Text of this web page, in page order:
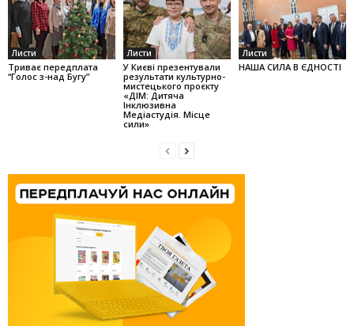
Листи
Триває передплата
“Голос з-над Бугу”
Листи
У Києві презентували
результати культурно-
мистецького проєкту
«ДІМ: Дитяча
Інклюзивна
Медіастудія. Місце
сили»
Листи
НАША СИЛА В ЄДНОСТІ